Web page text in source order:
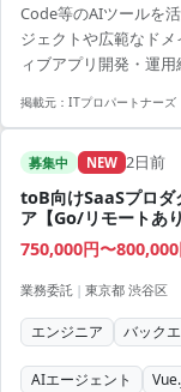
Code等のAIツールを
ジェクトや広範なド
ィブアプリ開発・運用
掲載元： ITプロパートナーズ
募集中 NEW 2日前
toB向けSaaSプロダ
ア【Go/リモートあり
750,000円〜
業務委託 | 東京都 渋谷区
エンジニア バック
AIエージェント